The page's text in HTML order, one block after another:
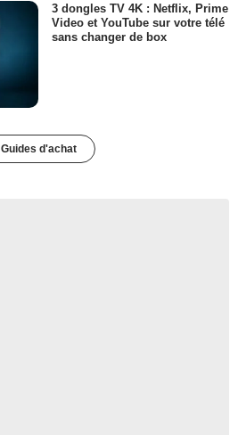
3 dongles TV 4K : Netflix, Prime
Video et YouTube sur votre télé
sans changer de box
Guides d'achat